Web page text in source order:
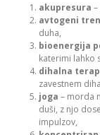
akupresura
avtogeni
duha,
bioenergija
katerimi lahko
dihalna
zavestnem
joga – morda
duši, z njo
impulzov,